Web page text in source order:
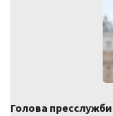
Голова пресслужби